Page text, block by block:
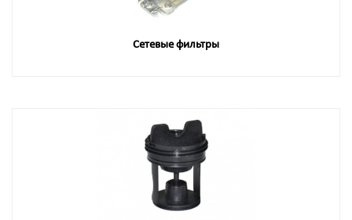
Сетевые фильтры